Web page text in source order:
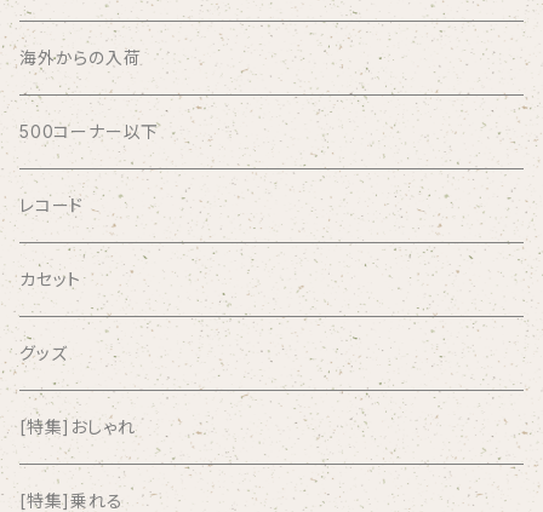
ABSOLUTE LOSERS
AFRICA
AGU
AIRCRAFT
airlie
AKUTAGAWA FANCLUB
ALKASILKA
海外からの入荷
500コーナー以下
レコード
カセット
グッズ
[特集]おしゃれ
[特集]乗れる